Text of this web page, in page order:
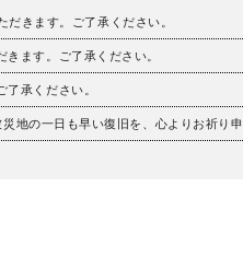
きます。ご了承ください。
ます。ご了承ください。
承ください。
地の一日も早い復旧を、心よりお祈り申